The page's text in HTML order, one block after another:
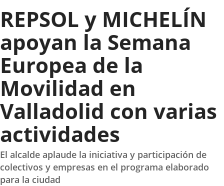
Valladolid
REPSOL y MICHELÍN
apoyan la Semana
Europea de la
Movilidad en
Valladolid con varias
actividades
El alcalde aplaude la iniciativa y participación de
colectivos y empresas en el programa elaborado
para la ciudad